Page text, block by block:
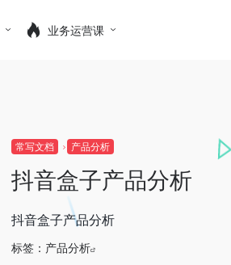
业务运营课
常写文档 产品分析
抖音盒子产品分析
抖音盒子产品分析
标签： 产品分析